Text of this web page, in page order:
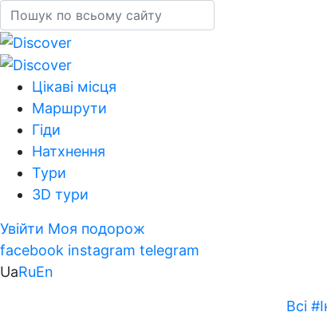
Цікаві місця
Маршрути
Гіди
Натхнення
Тури
3D тури
Увійти Моя подорож
facebook instagram telegram
UaRuEn
Всі